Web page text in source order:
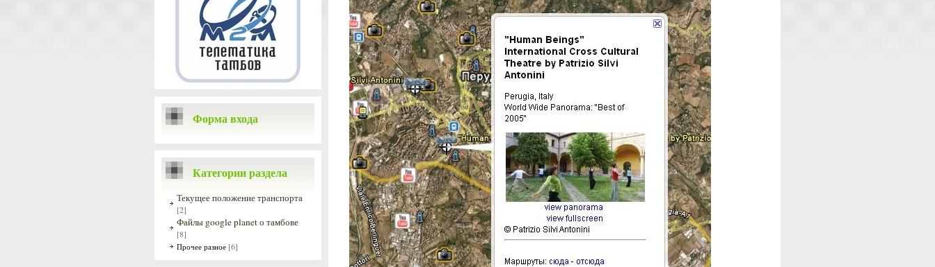
Форма входа
Категории раздела
Текущее положение транспорта
[2]
Файлы google planet о тамбове
[8]
Прочее разное [6]